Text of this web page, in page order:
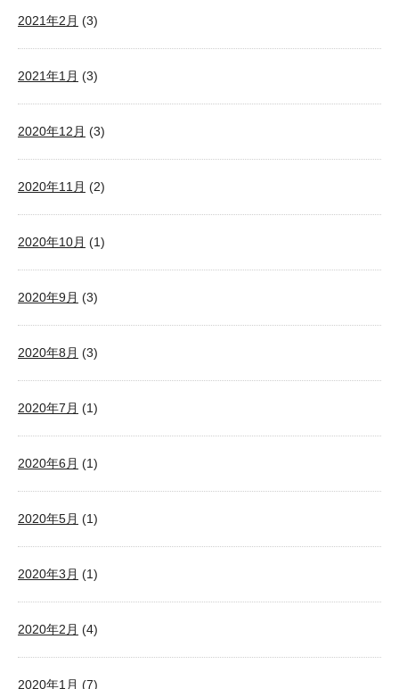
2021年2月 (3)
2021年1月 (3)
2020年12月 (3)
2020年11月 (2)
2020年10月 (1)
2020年9月 (3)
2020年8月 (3)
2020年7月 (1)
2020年6月 (1)
2020年5月 (1)
2020年3月 (1)
2020年2月 (4)
2020年1月 (7)